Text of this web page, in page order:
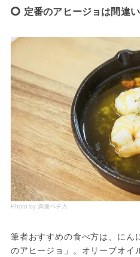
定番のアヒージョは間違
Photo by 満畑ペチカ
筆者おすすめの食べ方は、にん
のアヒージョ」。オリーブオイ